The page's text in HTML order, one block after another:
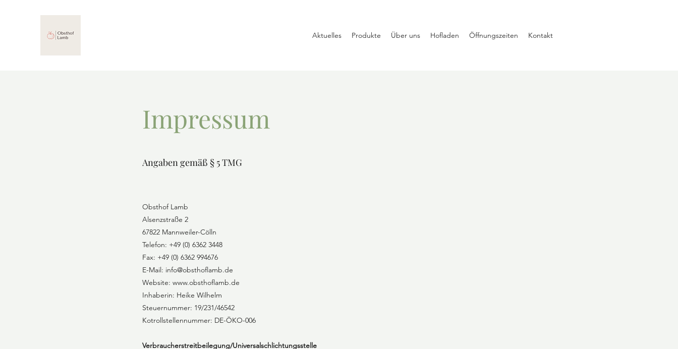
Aktuelles Produkte Über uns Hofladen Öffnungszeiten Kontakt
Impressum
Angaben gemäß § 5 TMG
Obsthof Lamb
Alsenzstraße 2
67822 Mannweiler-Cölln
Telefon: +49 (0) 6362 3448
Fax: +49 (0) 6362 994676
E-Mail: info@obsthoflamb.de
Website: www.obsthoflamb.de
Inhaberin: Heike Wilhelm
Steuernummer: 19/231/46542
Kotrollstellennummer: DE-ÖKO-006
Verbraucher­streit­beilegung/Universal­schlichtungs­stelle​​